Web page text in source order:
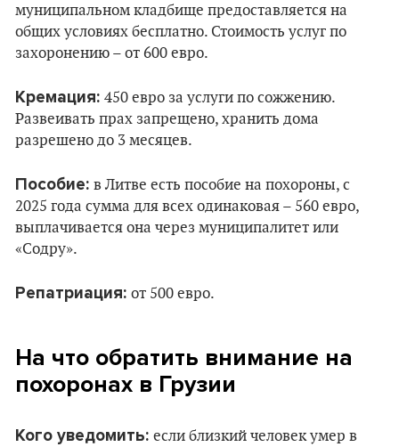
муниципальном кладбище предоставляется на
общих условиях бесплатно. Стоимость услуг по
захоронению – от 600 евро.
Кремация: 450 евро за услуги по сожжению.
Развеивать прах запрещено, хранить дома
разрешено до 3 месяцев.
Пособие: в Литве есть пособие на похороны, с
2025 года сумма для всех одинаковая – 560 евро,
выплачивается она через муниципалитет или
«Содру».
Репатриация: от 500 евро.
На что обратить внимание на
похоронах в Грузии
Кого уведомить: если близкий человек умер в